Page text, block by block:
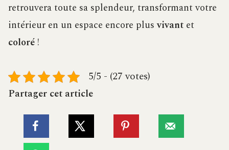
retrouvera toute sa splendeur, transformant votre
intérieur en un espace encore plusvivant et
coloré !
5/5 - (27 votes)
Partager cet article